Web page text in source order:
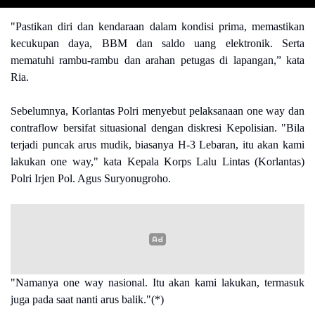
"Pastikan diri dan kendaraan dalam kondisi prima, memastikan
kecukupan daya, BBM dan saldo uang elektronik. Serta
mematuhi rambu-rambu dan arahan petugas di lapangan,” kata
Ria.
Sebelumnya, Korlantas Polri menyebut pelaksanaan one way dan
contraflow bersifat situasional dengan diskresi Kepolisian. "Bila
terjadi puncak arus mudik, biasanya H-3 Lebaran, itu akan kami
lakukan one way," kata Kepala Korps Lalu Lintas (Korlantas)
Polri Irjen Pol. Agus Suryonugroho.
"Namanya one way nasional. Itu akan kami lakukan, termasuk
juga pada saat nanti arus balik."(*)